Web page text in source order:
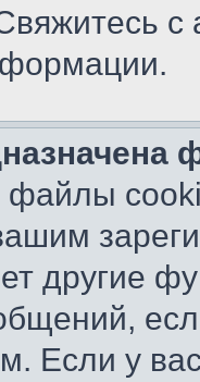
файлы
другие
Если у